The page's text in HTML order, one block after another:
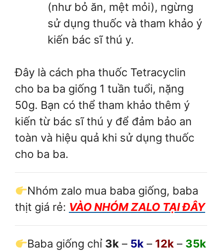
(như bỏ ăn, mệt mỏi), ngừng
sử dụng thuốc và tham khảo ý
kiến bác sĩ thú y.
Đây là cách pha thuốc Tetracyclin
cho ba ba giống 1 tuần tuổi, nặng
50g. Bạn có thể tham khảo thêm ý
kiến từ bác sĩ thú y để đảm bảo an
toàn và hiệu quả khi sử dụng thuốc
cho ba ba.
Nhóm zalo mua baba giống, baba
thịt giá rẻ: VÀO NHÓM ZALO TẠI ĐÂY
Baba giống chỉ 3k – 5k – 12k – 35k